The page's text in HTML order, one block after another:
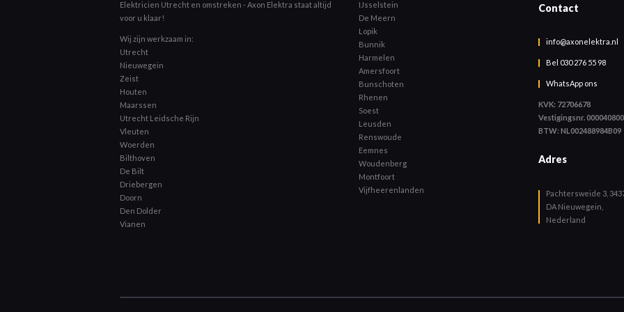
Elektricien Utrecht en omstreken - Axon Elektra staat altijd
voor u klaar!
Wij zijn werkzaam in:
Utrecht
Nieuwegein
Zeist
Houten
Maarssen
Utrecht Leidsche Rijn
Vleuten
Woerden
Bilthoven
De Bilt
Driebergen
Doorn
Den Dolder
Vianen
IJsselstein
De Meern
Lopik
Bunnik
Harmelen
Amersfoort
Bunschoten
Rhenen
Soest
Leusden
Renswoude
Eemnes
Woudenberg
Montfoort
Vijfheerenlanden
Contact
info@axonelektra.nl
Bel 030 276 55 98
WhatsApp ons
KVK: 72706678
Vestigingsnr.
BTW: NL002488984B09
Adres
Pachtersweide 3,
DA Nieuwegein,
Nederland